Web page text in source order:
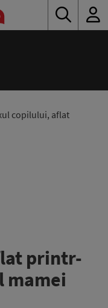
copilului, aflat
printr-
mamei